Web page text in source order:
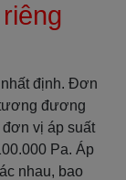
định. Đơn
đương
đơn vị áp suất
Pa. Áp
nhau, bao